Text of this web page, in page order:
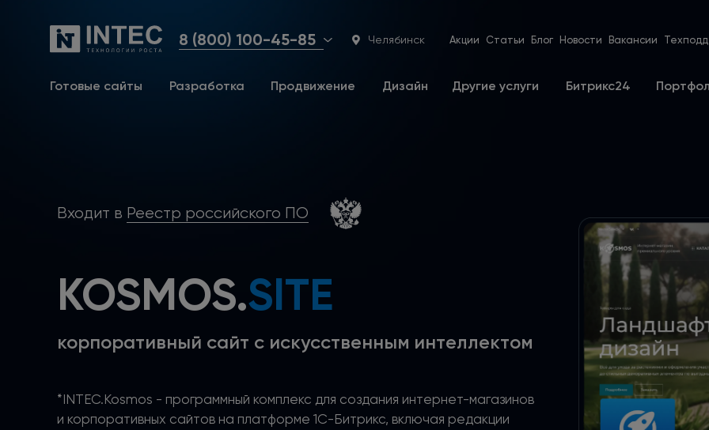
8 (800) 100-45-85 Челябинск Акции Статьи Блог Новости Вакансии
Готовые сайты Разработка Продвижение Дизайн Другие услуги Битрикс24
Входит в Реестр российского ПО
KOSMOS.SITE
корпоративный сайт с искусственным интеллектом
*INTEC.Kosmos - программный комплекс для создания интернет-магазинов
и корпоративных сайтов на платформе 1С-Битрикс, включая редакции